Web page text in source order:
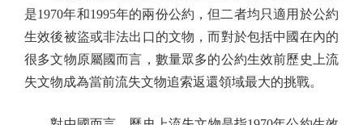
是1970年和1995年的兩份公約，但二者均只適用於公約
生效後被盜或非法出口的文物，而對於包括中國在內的
很多文物原屬國而言，數量眾多的公約生效前歷史上流
失文物成為當前流失文物追索返還領域最大的挑戰。